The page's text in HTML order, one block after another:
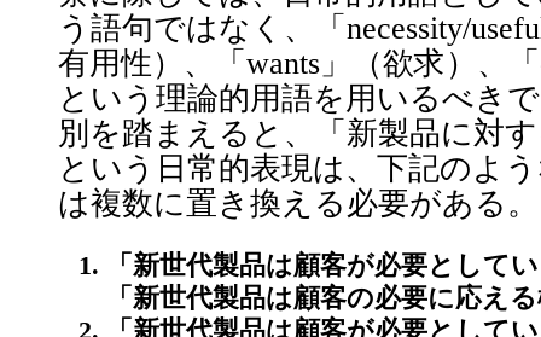
う語句ではなく、「necessity/
有用性）、「wants」（欲求）、
という理論的用語を用いるべき
別を踏まえると、「新製品に対
という日常的表現は、下記のよ
は複数に置き換える必要がある。
「新世代製品は顧客が必要として
「新世代製品は顧客の必要に応え
「新世代製品は顧客が必要として